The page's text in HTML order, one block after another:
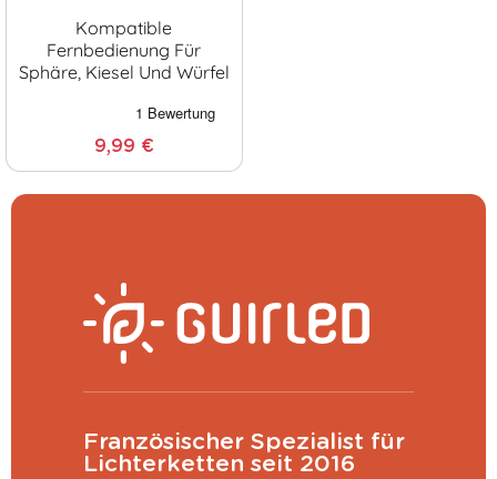
Kompatible
Fernbedienung Für
Sphäre, Kiesel Und Würfel
9,99 €
Französischer Spezialist für
Lichterketten seit 2016